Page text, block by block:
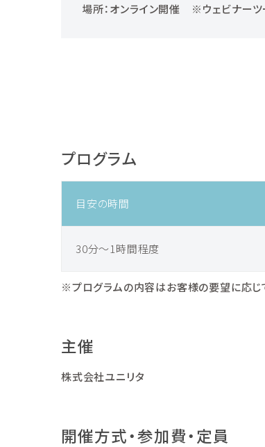
場所：オンライン開催 ※ウェビナーツ
プログラム
目安の時間
30分～1時間程度
※プログラムの内容はお客様の要望に応じ
主催
株式会社ユニリタ
開催方式・参加費・定員